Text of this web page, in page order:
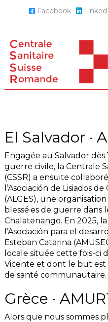
Facebook
El Salvador ·
Engagée au Salvador
guerre civile, la Centrale
(CSSR) a ensuite
l’Asociación de Lisiados
(ALGES), une
blessé·es de guerre
Chalatenango. En 2025,
l’Asociación para el
Esteban Catarina
locale située cette fois-ci
Vicente et dont le but est
de santé communautaire.
Grèce ·
Alors que nous sommes